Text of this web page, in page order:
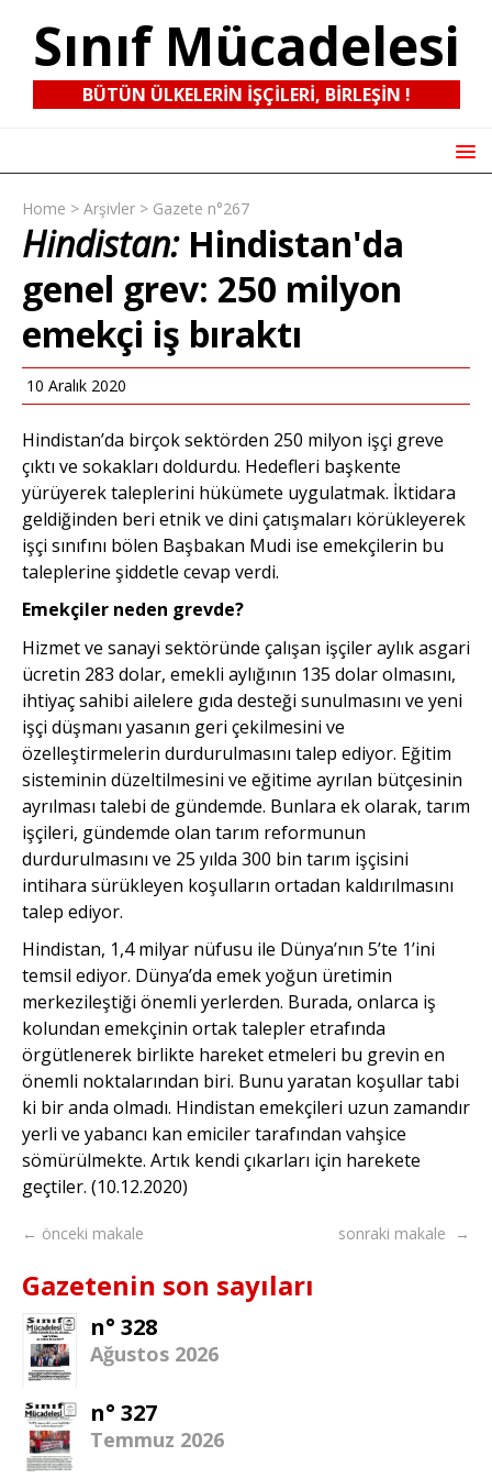
Sınıf Mücadelesi
BÜTÜN ÜLKELERIN IŞÇILERI, BIRLEŞIN !
Home > Arşivler > Gazete n°267
Hindistan:Hindistan'da
genel grev: 250 milyon
emekçi iş bıraktı
10 Aralık 2020
Hindistan’da birçok sektörden 250 milyon işçi greve
çıktı ve sokakları doldurdu. Hedefleri başkente
yürüyerek taleplerini hükümete uygulatmak. İktidara
geldiğinden beri etnik ve dini çatışmaları körükleyerek
işçi sınıfını bölen Başbakan Mudi ise emekçilerin bu
taleplerine şiddetle cevap verdi.
Emekçiler neden grevde?
Hizmet ve sanayi sektöründe çalışan işçiler aylık asgari
ücretin 283 dolar, emekli aylığının 135 dolar olmasını,
ihtiyaç sahibi ailelere gıda desteği sunulmasını ve yeni
işçi düşmanı yasanın geri çekilmesini ve
özelleştirmelerin durdurulmasını talep ediyor. Eğitim
sisteminin düzeltilmesini ve eğitime ayrılan bütçesinin
ayrılması talebi de gündemde. Bunlara ek olarak, tarım
işçileri, gündemde olan tarım reformunun
durdurulmasını ve 25 yılda 300 bin tarım işçisini
intihara sürükleyen koşulların ortadan kaldırılmasını
talep ediyor.
Hindistan, 1,4 milyar nüfusu ile Dünya’nın 5’te 1’ini
temsil ediyor. Dünya’da emek yoğun üretimin
merkezileştiği önemli yerlerden. Burada, onlarca iş
kolundan emekçinin ortak talepler etrafında
örgütlenerek birlikte hareket etmeleri bu grevin en
önemli noktalarından biri. Bunu yaratan koşullar tabi
ki bir anda olmadı. Hindistan emekçileri uzun zamandır
yerli ve yabancı kan emiciler tarafından vahşice
sömürülmekte. Artık kendi çıkarları için harekete
geçtiler. (10.12.2020)
← önceki makale sonraki makale →
Gazetenin son sayıları
n° 328
Ağustos 2026
n° 327
Temmuz 2026